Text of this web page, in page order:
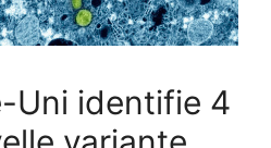
Uni identifie 4